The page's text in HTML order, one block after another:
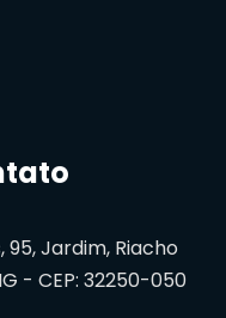
Jardim, Riacho
- CEP: 32250-050